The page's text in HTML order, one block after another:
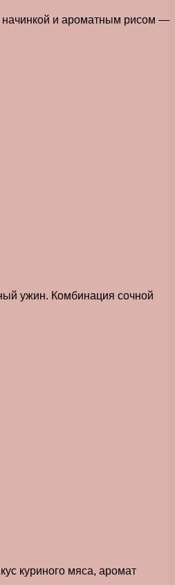
начинкой и ароматным рисом —
ужин. Комбинация сочной
куриного мяса, аромат